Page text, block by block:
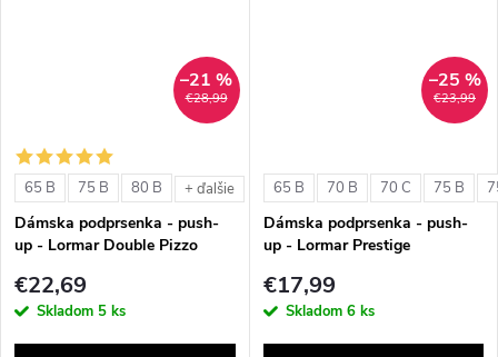
€28,99
–21 %
65 B 75 B 80 B + ďalšie
Dámska podprsenka - push-
up - Lormar Double Pizzo
€22,69
Skladom 5 ks
€23,99
–25 %
65 B 70 B 70 C 75 B
Dámska podprsenka - push-
up - Lormar Prestige
€17,99
Skladom 6 ks